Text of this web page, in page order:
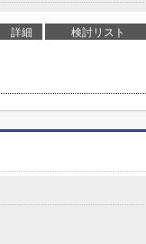
詳細 検討リスト